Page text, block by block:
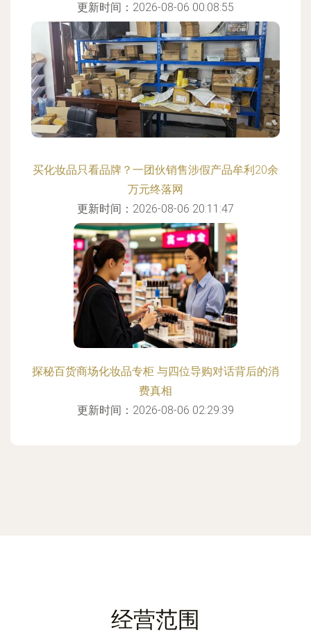
更新时间：2026-08-06 00:08:55
买化妆品只看品牌？一团伙销售涉假产品牟利20余
万元终落网
更新时间：2026-08-06 20:11:47
探秘百货商场化妆品专柜 与四位导购对话背后的消
费真相
更新时间：2026-08-06 02:29:39
经营范围